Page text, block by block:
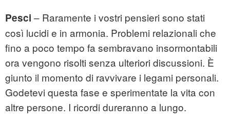
Pesci – Raramente i vostri pensieri sono stati
così lucidi e in armonia. Problemi relazionali che
fino a poco tempo fa sembravano insormontabili
ora vengono risolti senza ulteriori discussioni. È
giunto il momento di ravvivare i legami personali.
Godetevi questa fase e sperimentate la vita con
altre persone. I ricordi dureranno a lungo.